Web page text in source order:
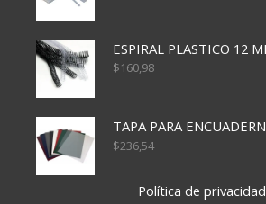
$160,98
$236,54
Política de privacidad